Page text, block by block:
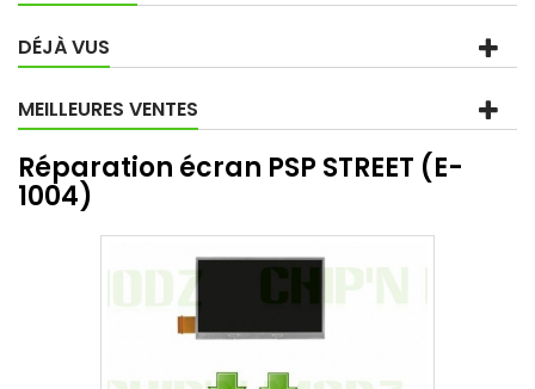
DÉJÀ VUS
MEILLEURES VENTES
Réparation écran PSP STREET (E-
1004)